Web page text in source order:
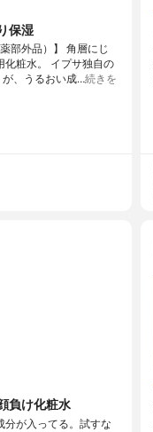
保湿
部外品）】 角層にじ
化粧水。 イプサ独自の
が、うるおい成…続きを
負け化粧水
分が入ってる。試すな